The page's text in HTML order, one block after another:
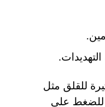
للقلق مثل
للضغط على